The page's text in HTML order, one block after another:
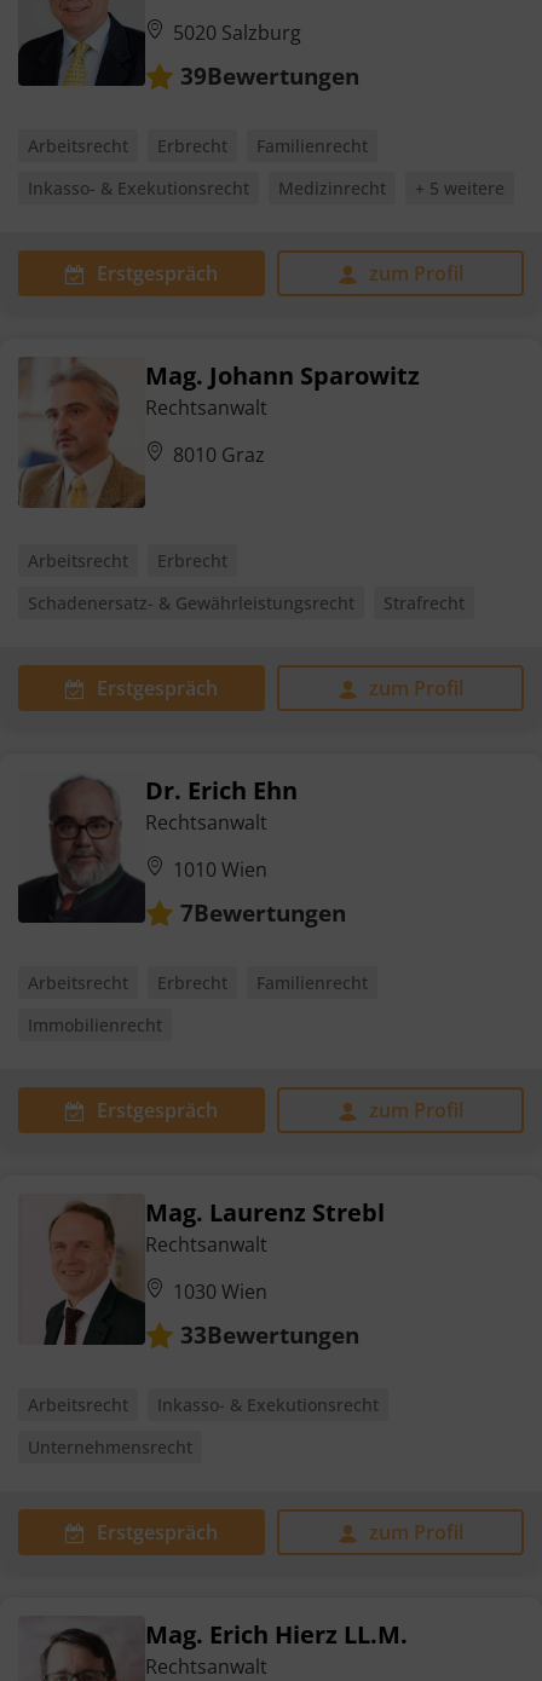
5020 Salzburg
39Bewertungen
Arbeitsrecht Erbrecht
Familienrecht
Inkasso- & Exekutionsrecht
Medizinrecht + 5 weitere
Erstgespräch zum Profil
Mag. Johann Sparowitz
Rechtsanwalt
8010 Graz
Arbeitsrecht
Erbrecht
Schadenersatz- & Gewährleistungsrecht
Strafrecht
Erstgespräch zum Profil
Dr. Erich Ehn
Rechtsanwalt
1010 Wien
7Bewertungen
Arbeitsrecht Erbrecht
Familienrecht
Immobilienrecht
Erstgespräch zum Profil
Mag. Laurenz Strebl
Rechtsanwalt
1030 Wien
33Bewertungen
Arbeitsrecht
Inkasso- & Exekutionsrecht
Unternehmensrecht
Erstgespräch zum Profil
Mag. Erich Hierz LL.M.
Rechtsanwalt